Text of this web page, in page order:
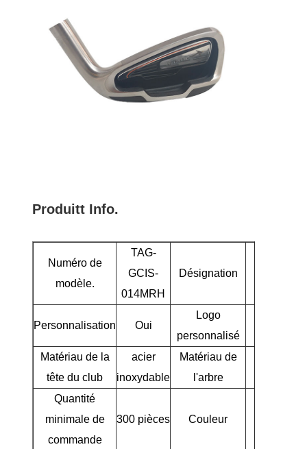
Produitt Info.
Numéro de
modèle.
TAG-
GCIS-
014MRH
Désignation
Personnalisation Oui
Logo
personnalisé
Matériau de la
tête du club
acier
inoxydable
Matériau de
l'arbre
Quantité
minimale de
commande
300 pièces Couleur